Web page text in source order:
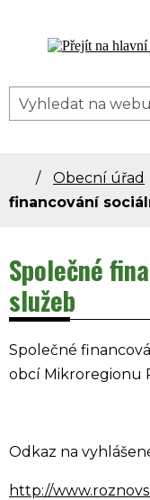
Dolní Bečva - oficiální
Obecní úřad
financování
Společné
služeb
Společné
obcí Mikroregionu
Odkaz na
http://